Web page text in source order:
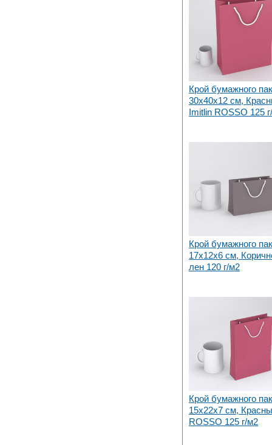
Крой бумажного
30х40x12 см,
Imitlin ROSSO 125
Крой бумажного
17х12x6 см,
лен 120 г/м2
Крой бумажного
15х22x7 см,
ROSSO 125 г/м2